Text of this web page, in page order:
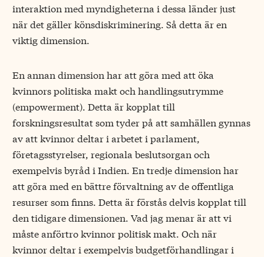
interaktion med myndigheterna i dessa länder just
när det gäller könsdiskriminering. Så detta är en
viktig dimension.
En annan dimension har att göra med att öka
kvinnors politiska makt och handlingsutrymme
(empowerment). Detta är kopplat till
forskningsresultat som tyder på att samhällen gynnas
av att kvinnor deltar i arbetet i parlament,
företagsstyrelser, regionala beslutsorgan och
exempelvis byråd i Indien. En tredje dimension har
att göra med en bättre förvaltning av de offentliga
resurser som finns. Detta är förstås delvis kopplat till
den tidigare dimensionen. Vad jag menar är att vi
måste anförtro kvinnor politisk makt. Och när
kvinnor deltar i exempelvis budgetförhandlingar i